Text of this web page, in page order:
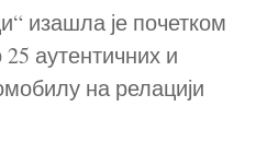
изашла је почетком
аутентичних и
на релацији